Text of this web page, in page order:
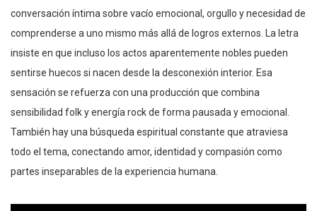
conversación íntima sobre vacío emocional, orgullo y necesidad de
comprenderse a uno mismo más allá de logros externos. La letra
insiste en que incluso los actos aparentemente nobles pueden
sentirse huecos si nacen desde la desconexión interior. Esa
sensación se refuerza con una producción que combina
sensibilidad folk y energía rock de forma pausada y emocional.
También hay una búsqueda espiritual constante que atraviesa
todo el tema, conectando amor, identidad y compasión como
partes inseparables de la experiencia humana.